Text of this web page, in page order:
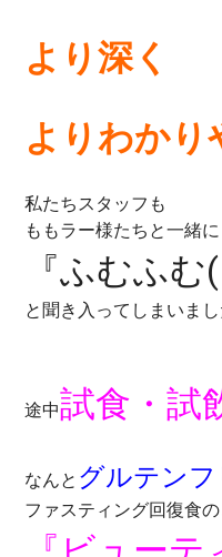
より深く
よりわかり
私たちスタッフも
ももラー様たちと一緒に
『ふむふむ
と聞き入ってしまいまし
途中試食・試
なんと グルテンフ
ファスティング回復食